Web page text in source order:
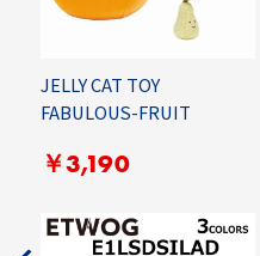
JELLY CAT TOY
FABULOUS-FRUIT
￥3,190